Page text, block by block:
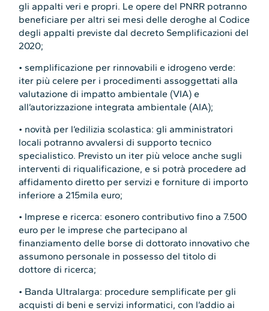
gli appalti veri e propri. Le opere del PNRR potranno
beneficiare per altri sei mesi delle deroghe al Codice
degli appalti previste dal decreto Semplificazioni del
2020;
• semplificazione per rinnovabili e idrogeno verde:
iter più celere per i procedimenti assoggettati alla
valutazione di impatto ambientale (VIA) e
all’autorizzazione integrata ambientale (AIA);
• novità per l’edilizia scolastica: gli amministratori
locali potranno avvalersi di supporto tecnico
specialistico. Previsto un iter più veloce anche sugli
interventi di riqualificazione, e si potrà procedere ad
affidamento diretto per servizi e forniture di importo
inferiore a 215mila euro;
• Imprese e ricerca: esonero contributivo fino a 7.500
euro per le imprese che partecipano al
finanziamento delle borse di dottorato innovativo che
assumono personale in possesso del titolo di
dottore di ricerca;
• Banda Ultralarga: procedure semplificate per gli
acquisti di beni e servizi informatici, con l’addio ai